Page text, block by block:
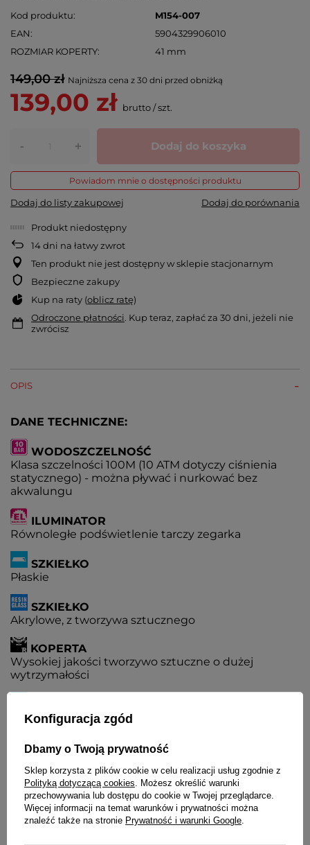
Kod produktu
M154-007
EAN
5904329906010
ROZMIAR KOPERTY
41 mm
149,00 zł Najniższa cena z 30 dni przed obniżką
139,00 zł brutto/szt.
- + Dodaj do koszyka
Powiadom mnie o dostępności produktu
Dodaj do listy zakupowej Dodaj do porównania
Produkt niedostępny
14dni na łatwy zwrot
Ten produkt nie jest dostępny w sklepie stacjonarnym
Bezpieczne zakupy
Kup na raty (oblicz ratę)
Odroczone płatności. Kup teraz, zapłać za 30 dni, jeżeli nie
zwrócisz
OPIS
DANE TECHNICZNE:
WODOSZCZELNOŚĆ
Klasa szczelności 100M (10 ATM dotyczy ciśnienia
statycznego) - można pływać i nurkować bez
akwalungu
ILUMINATOR
Równoległe podświetlenie tarczy zegarka
SZKIEŁKO
Płaskie
SZKIEŁKO
Akrylowe, z tworzywa sztucznego
KOPERTA
Wysokiej jakości tworzywo sztuczne o dużej
wytrzymałości
Tworzywo sztuczne
WYŚWIETLANIE GODZINY
godzinnym
PODWÓJNY CZAS
Jednoczesny pomiar czasu w dwóch różnych
Konfiguracja zgód
Dbamy o Twoją prywatność
Sklep korzysta z plików cookie w celu realizacji usług zgodnie z
Polityką dotyczącą cookies. Możesz określić warunki
przechowywania lub dostępu do cookie w Twojej przeglądarce.
Więcej informacji na temat warunków i prywatności można
znaleźć także na stronie Prywatność i warunki Google.